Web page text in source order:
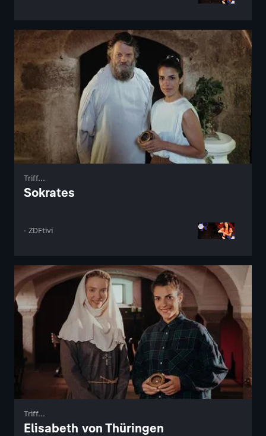
Triff...
Sokrates
· ZDFtivi
Triff...
Elisabeth von Thüringen